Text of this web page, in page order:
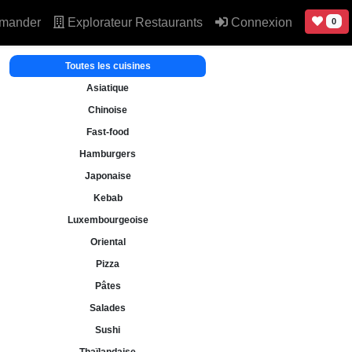
Explorateur Restaurants Connexion 0
Toutes les cuisines
Asiatique
Chinoise
Fast-food
Hamburgers
Japonaise
Kebab
Luxembourgeoise
Oriental
Pizza
Pâtes
Salades
Sushi